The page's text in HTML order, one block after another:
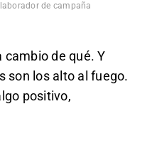
de campaña
cambio de qué. Y
son los alto al fuego.
positivo,